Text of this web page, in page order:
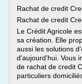
Rachat de credit
Rachat de credit
Le Crédit Agricole
sa création. Elle
aussi les solutions
d'aujourd'hui. Vous
de rachat de credit
particuliers